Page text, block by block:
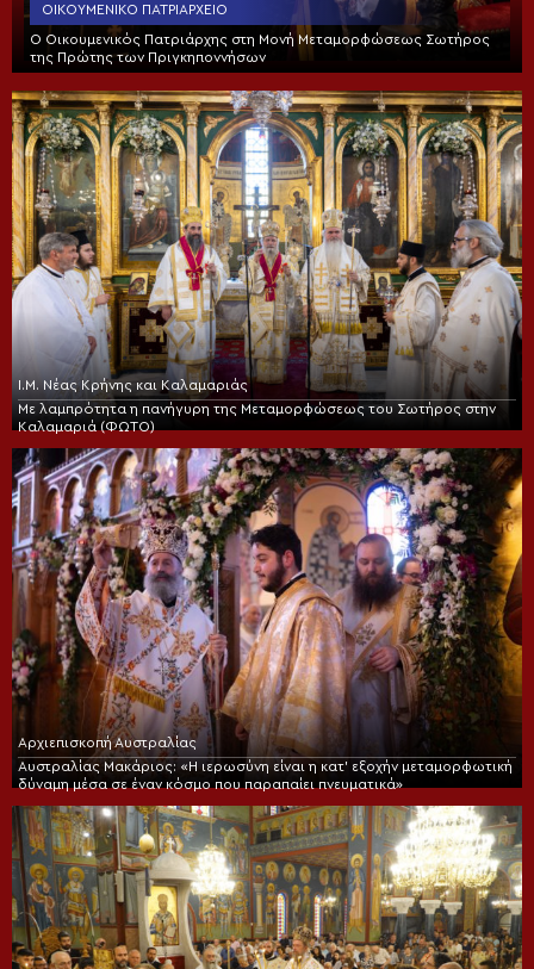
ΟΙΚΟΥΜΕΝΙΚΌ ΠΑΤΡΙΑΡΧΕΊΟ
Ο Οικουμενικός Πατριάρχης στη Μονή Μεταμορφώσεως Σωτήρος
της Πρώτης των Πριγκηποννήσων
Ι.Μ. Νέας Κρήνης και Καλαμαριάς
Με λαμπρότητα η πανήγυρη της Μεταμορφώσεως του Σωτήρος στην
Καλαμαριά (ΦΩΤΟ)
Αρχιεπισκοπή Αυστραλίας
Αυστραλίας Μακάριος: «Η ιερωσύνη είναι η κατ’ εξοχήν μεταμορφωτική
δύναμη μέσα σε έναν κόσμο που παραπαίει πνευματικά»